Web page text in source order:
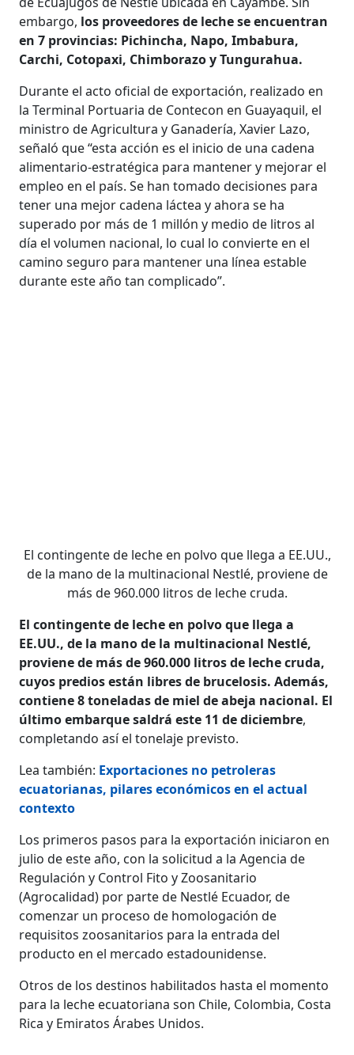
embargo, los proveedores de leche se encuentran
en 7 provincias: Pichincha, Napo, Imbabura,
Carchi, Cotopaxi, Chimborazo y Tungurahua.
Durante el acto oficial de exportación, realizado en
la Terminal Portuaria de Contecon en Guayaquil, el
ministro de Agricultura y Ganadería, Xavier Lazo,
señaló que “esta acción es el inicio de una cadena
alimentario-estratégica para mantener y mejorar el
empleo en el país. Se han tomado decisiones para
tener una mejor cadena láctea y ahora se ha
superado por más de 1 millón y medio de litros al
día el volumen nacional, lo cual lo convierte en el
camino seguro para mantener una línea estable
durante este año tan complicado”.
El contingente de leche en polvo que llega a EE.UU.,
de la mano de la multinacional Nestlé, proviene de
más de 960.000 litros de leche cruda.
El contingente de leche en polvo que llega a
EE.UU., de la mano de la multinacional Nestlé,
proviene de más de 960.000 litros de leche cruda,
cuyos predios están libres de brucelosis. Además,
contiene 8 toneladas de miel de abeja nacional. El
último embarque saldrá este 11 de diciembre,
completando así el tonelaje previsto.
Lea también: Exportaciones no petroleras
ecuatorianas, pilares económicos en el actual
contexto
Los primeros pasos para la exportación iniciaron en
julio de este año, con la solicitud a la Agencia de
Regulación y Control Fito y Zoosanitario
(Agrocalidad) por parte de Nestlé Ecuador, de
comenzar un proceso de homologación de
requisitos zoosanitarios para la entrada del
producto en el mercado estadounidense.
Otros de los destinos habilitados hasta el momento
para la leche ecuatoriana son Chile, Colombia, Costa
Rica y Emiratos Árabes Unidos.